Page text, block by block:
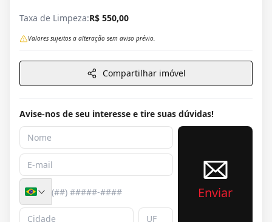
Taxa de Limpeza:R$ 550,00
Valores sujeitos a alteração sem aviso prévio.
Compartilhar imóvel
Avise-nos de seu interesse e tire suas dúvidas!
Enviar